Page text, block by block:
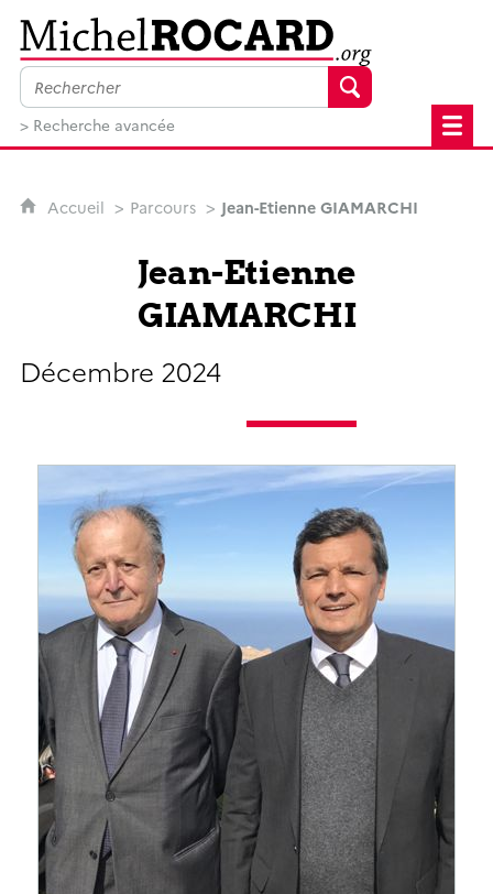
MichelRocard.org
> Recherche avancée
Accueil Parcours Jean-Etienne GIAMARCHI
Jean-Etienne
GIAMARCHI
Décembre 2024